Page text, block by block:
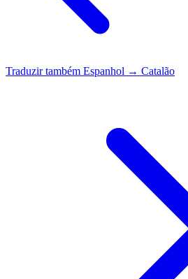
Traduzir também Espanhol → Catalão